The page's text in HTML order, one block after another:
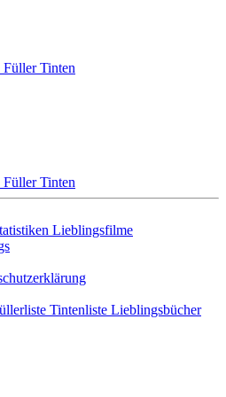
FüllerTinten
FüllerTinten
Lieblingsfilme
Tintenliste Lieblingsbücher